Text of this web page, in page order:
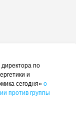
директора по
и
сегодня» о
против группы